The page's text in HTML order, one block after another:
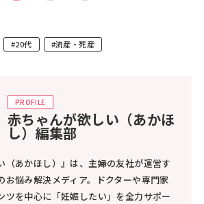
#20代 #流産・死産
PROFILE
赤ちゃんが欲しい（あかほ
し）編集部
（あかほし）』は、主婦の友社が運営す
お悩み解決メディア。ドクターや専門家
ツを中心に「妊娠したい」を全力サポー